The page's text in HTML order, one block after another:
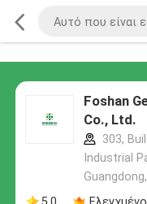
Foshan
Co., Ltd.
303,
Industrial